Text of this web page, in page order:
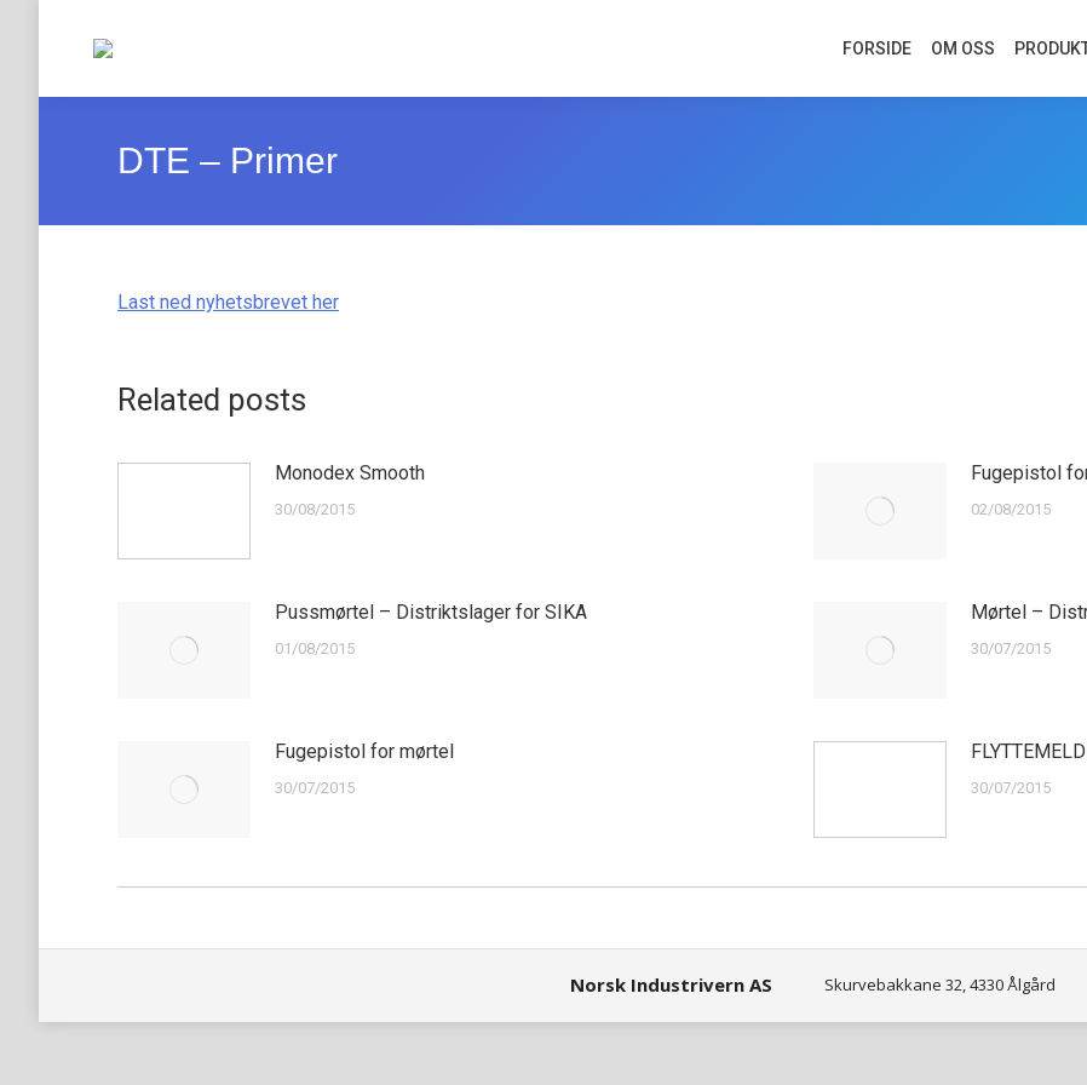
FORSIDE OM OSS
DTE – Primer
Last ned nyhetsbrevet her
Related posts
Monodex Smooth
30/08/2015
Fugepistol
02/08/2015
Pussmørtel – Distriktslager for SIKA
01/08/2015
Mørtel –
30/07/2015
Fugepistol for mørtel
30/07/2015 30/07/2015
Norsk Industrivern AS Skurvebakkane 32, 4330 Ålgård